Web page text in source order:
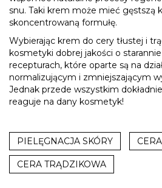
snu. Taki krem może mieć gęstszą
skoncentrowaną formułę.
Wybierając krem do cery tłustej i
kosmetyki dobrej jakości o
recepturach, które oparte są na
normalizującym i zmniejszającym
Jednak przede wszystkim
reaguje na dany kosmetyk!
PIELĘGNACJA SKÓRY
CERA TRĄDZIKOWA